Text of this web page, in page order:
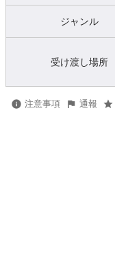
ジャンル
受け渡し場所
注意事項 通報